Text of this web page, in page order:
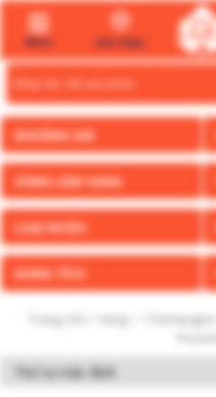
Menu Giới Thiệu
Search
for:
KHOẢNG GIÁ
VÙNG LÀM VANG
LOẠI RƯỢU
DUNG TÍCH
Trang chủ Vang ✅ Champagne